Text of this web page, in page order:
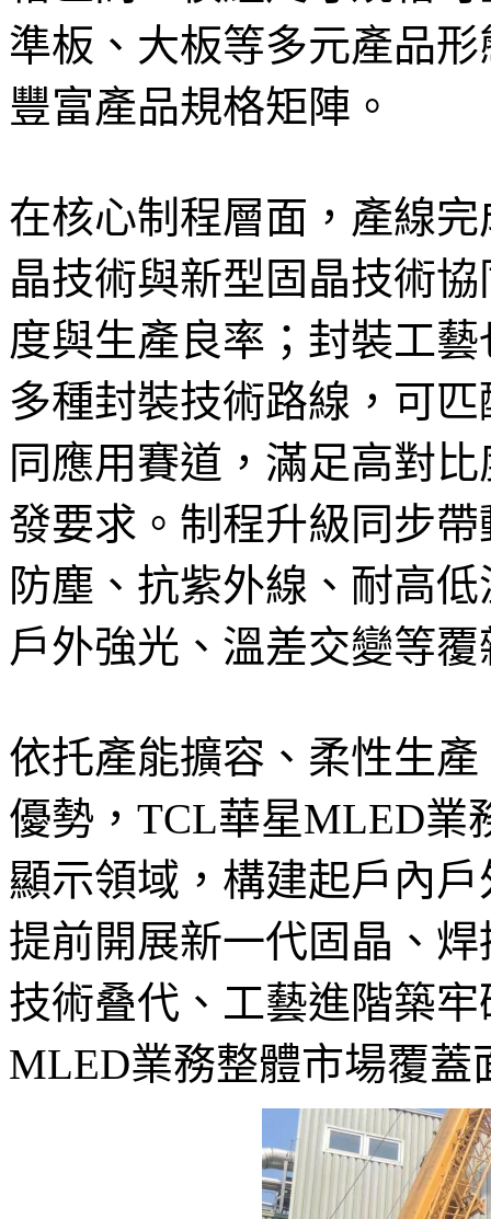
準板、大板等多元產品
豐富產品規格矩陣。
在核心制程層面，產線
晶技術與新型固晶技術
度與生產良率；封裝工
多種封裝技術路線，可
同應用賽道，滿足高對
發要求。制程升級同步
防塵、抗紫外線、耐高
戶外強光、溫差交變等
依托產能擴容、柔性生
優勢，TCL華星MLED業
顯示領域，構建起戶內
提前開展新一代固晶、
技術叠代、工藝進階築
MLED業務整體市場覆蓋